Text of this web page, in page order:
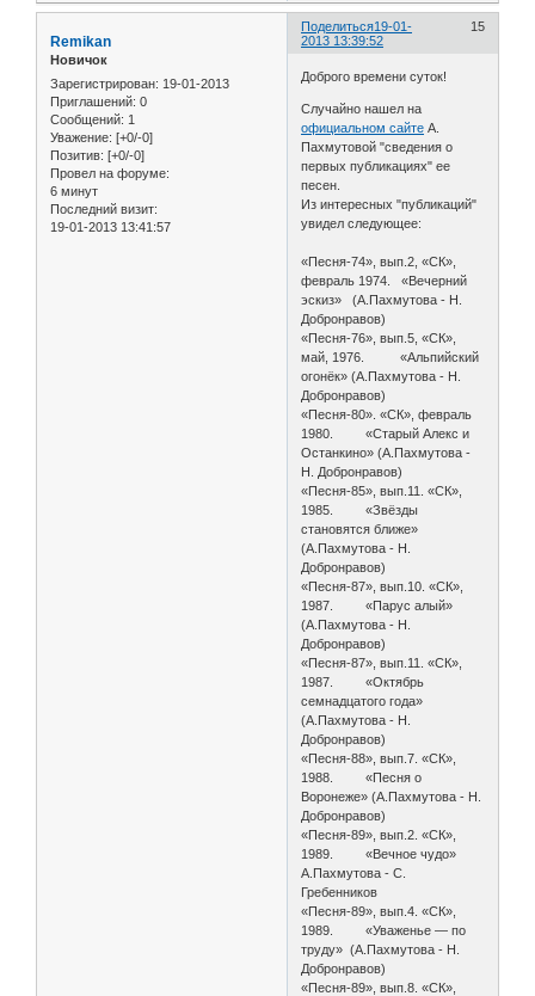
Поделиться 15
19-01-
2013 13:39:52
Remikan
Новичок
Зарегистрирован: 19-01-2013
Приглашений: 0
Сообщений: 1
Уважение: [+0/-0]
Позитив: [+0/-0]
Провел на форуме:
6 минут
Последний визит:
19-01-2013 13:41:57
Доброго времени суток!
Случайно нашел на
официальном сайте А.
Пахмутовой "сведения о
первых публикациях" ее
песен.
Из интересных "публикаций"
увидел следующее:
«Песня-74», вып.2, «СК»,
февраль 1974. «Вечерний
эскиз» (А.Пахмутова - Н.
Добронравов)
«Песня-76», вып.5, «СК»,
май, 1976. «Альпийский
огонёк» (А.Пахмутова - Н.
Добронравов)
«Песня-80». «СК», февраль
1980. «Старый Алекс и
Останкино» (А.Пахмутова -
Н. Добронравов)
«Песня-85», вып.11. «СК»,
1985. «Звёзды
становятся ближе»
(А.Пахмутова - Н.
Добронравов)
«Песня-87», вып.10. «СК»,
1987. «Парус алый»
(А.Пахмутова - Н.
Добронравов)
«Песня-87», вып.11. «СК»,
1987. «Октябрь
семнадцатого года»
(А.Пахмутова - Н.
Добронравов)
«Песня-88», вып.7. «СК»,
1988. «Песня о
Воронеже» (А.Пахмутова - Н.
Добронравов)
«Песня-89», вып.2. «СК»,
1989. «Вечное чудо»
А.Пахмутова - С.
Гребенников
«Песня-89», вып.4. «СК»,
1989. «Уваженье — по
труду» (А.Пахмутова - Н.
Добронравов)
«Песня-89», вып.8. «СК»,